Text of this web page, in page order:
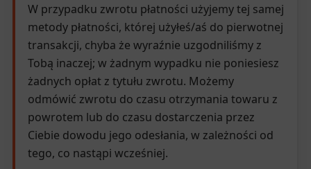
W przypadku zwrotu płatności użyjemy tej samej
metody płatności, której użyłeś/aś do pierwotnej
transakcji, chyba że wyraźnie uzgodniliśmy z
Tobą inaczej; w żadnym wypadku nie poniesiesz
żadnych opłat z tytułu zwrotu. Możemy
odmówić zwrotu do czasu otrzymania towaru z
powrotem lub do czasu dostarczenia przez
Ciebie dowodu jego odesłania, w zależności od
tego, co nastąpi wcześniej.